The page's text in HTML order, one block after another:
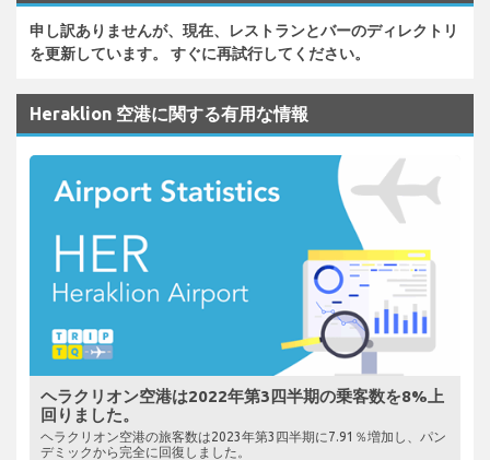
申し訳ありませんが、現在、レストランとバーのディレクトリ
を更新しています。 すぐに再試行してください。
Heraklion 空港に関する有用な情報
ヘラクリオン空港は2022年第3四半期の乗客数を8%上
回りました。
ヘラクリオン空港の旅客数は2023年第3四半期に7.91％増加し、パン
デミックから完全に回復しました。